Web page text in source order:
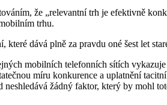
že „relevantní trh je efektivně
trhu.
dává plně za pravdu oné šest let
mobilních telefonních sítích
míru konkurence a uplatnění
žádný faktor, který by mohl